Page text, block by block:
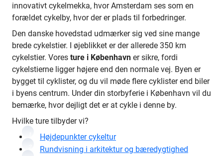
innovativt cykelmekka, hvor Amsterdam ses som en
forældet cykelby, hvor der er plads til forbedringer.
Den danske hovedstad udmærker sig ved sine mange
brede cykelstier. I øjeblikket er der allerede 350 km
cykelstier. Vores ture i København er sikre, fordi
cykelstierne ligger højere end den normale vej. Byen er
bygget til cyklister, og du vil møde flere cyklister end biler
i byens centrum. Under din storbyferie i København vil du
bemærke, hvor dejligt det er at cykle i denne by.
Hvilke ture tilbyder vi?
Højdepunkter cykeltur
Rundvisning i arkitektur og bæredygtighed